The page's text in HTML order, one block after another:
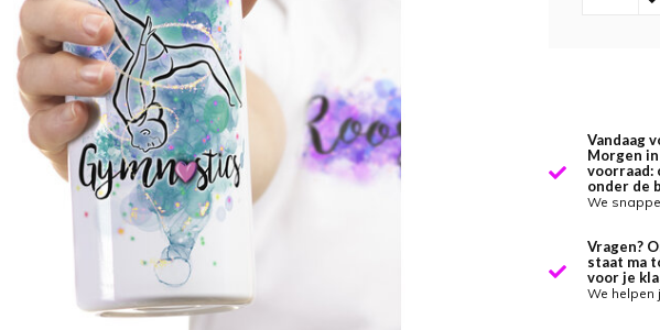
Vandaag
Morgen
voorraad:
onder de
We
Vragen?
staat ma
voor je
We helpen